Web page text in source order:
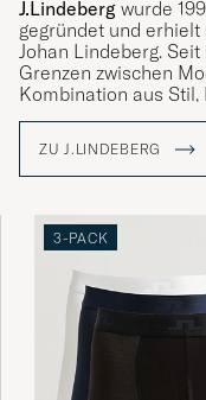
J.Lindeberg wurde
gegründet und
Johan Lindeberg.
Grenzen zwischen
Kombination aus
erfolgreich verwischt
Mit The Bridge als
für Qualität,
unser Sortiment bei
Moderne trifft.
ZU J.LINDEBERG
3-PACK